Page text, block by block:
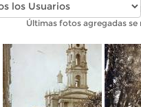
Fotos antiguas
Últimas fotos agregadas se